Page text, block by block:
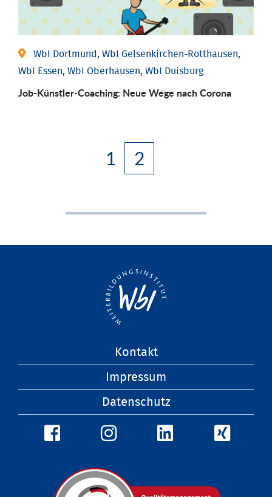
WbI Dortmund, WbI Gelsenkirchen-Rotthausen,
WbI Essen, WbI Oberhausen, WbI Duisburg
Job-Künstler-Coaching: Neue Wege nach Corona
1 2
Kontakt
Impressum
Datenschutz